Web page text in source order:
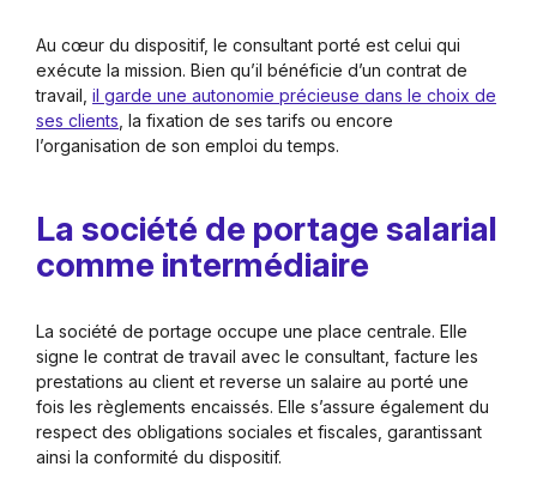
Au cœur du dispositif, le consultant porté est celui qui
exécute la mission. Bien qu’il bénéficie d’un contrat de
travail, il garde une autonomie précieuse dans le choix de
ses clients , la fixation de ses tarifs ou encore
l’organisation de son emploi du temps.
La société de portage salarial
comme intermédiaire
La société de portage occupe une place centrale. Elle
signe le contrat de travail avec le consultant, facture les
prestations au client et reverse un salaire au porté une
fois les règlements encaissés. Elle s’assure également du
respect des obligations sociales et fiscales, garantissant
ainsi la conformité du dispositif.